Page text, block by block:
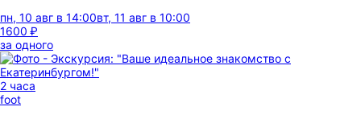
пн, 10 авг в 14:00вт, 11 авг в 10:00
1600 ₽
за одного
2 часа
foot